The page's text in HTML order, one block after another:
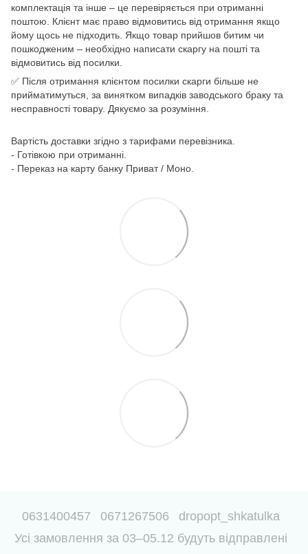
комплектація та інше – це перевіряється при отриманні
поштою. Клієнт має право відмовитись від отримання якщо
йому щось не підходить. Якщо товар прийшов битим чи
пошкодженим – необхідно написати скаргу на пошті та
відмовитись від посилки.
✅ Після отримання клієнтом посилки скарги більше не
прийматимуться, за винятком випадків заводського браку та
несправності товару. Дякуємо за розуміння.
Вартість доставки згідно з тарифами перевізника.
- Готівкою при отриманні.
- Переказ на карту банку Приват / Моно.
0631400457 0671267506
dropopt_shkatulka
Усі замовлення за 03–05.12 будуть відправлені